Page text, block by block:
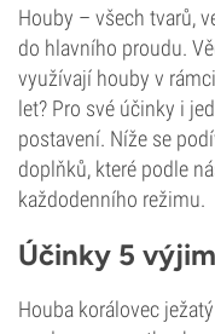
Houby – všech tvarů,
do hlavního proudu.
využívají houby v
let? Pro své účinky i
postavení. Níže se
doplňků, které podle
každodenního režimu.
Účinky 5
Houba korálovec